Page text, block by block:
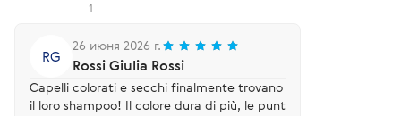
1
RG
26 июня 2026 г.
Rossi Giulia Rossi
Capelli colorati e secchi finalmente trovano
il loro shampoo! Il colore dura di più, le punt